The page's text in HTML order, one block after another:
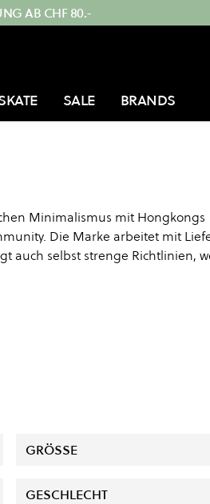
AB CHF 80.-
SALE BRANDS
Minimalismus mit Hongkongs
Die Marke arbeitet mit
auch selbst strenge Richtlinien,
GRÖSSE
GESCHLECHT